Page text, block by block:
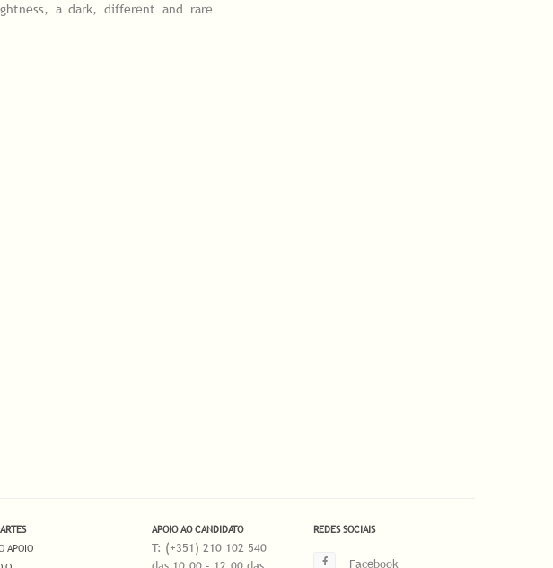
a dark, different and rare
APOIO
APOIO AO CANDIDATO
T: (+351) 210 102 540
REDES SOCIAIS
Facebook